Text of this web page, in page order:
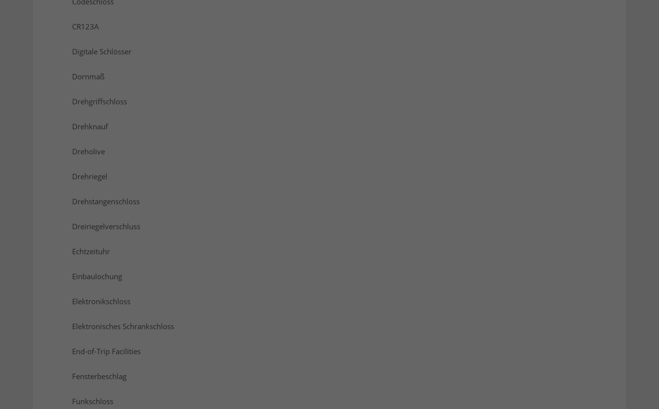
CR123A
Digitale Schlösser
Dornmaß
Drehgriffschloss
Drehknauf
Dreholive
Drehriegel
Drehstangenschloss
Dreiriegelverschluss
Echtzeituhr
Einbaulochung
Elektronikschloss
Elektronisches Schrankschloss
End-of-Trip Facilities
Fensterbeschlag
Funkschloss